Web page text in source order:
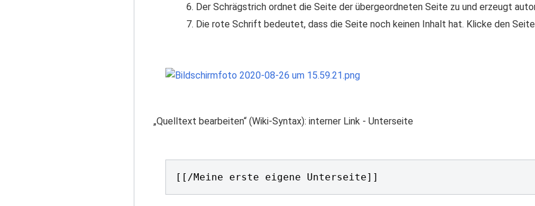
Der Schrägstrich ordnet die Seite der übergeordneten Seite zu und erzeugt
Die rote Schrift bedeutet, dass die Seite noch keinen Inhalt hat. Klicke den
„Quelltext bearbeiten“ (Wiki-Syntax): interner Link - Unterseite
[[/Meine erste eigene Unterseite]]